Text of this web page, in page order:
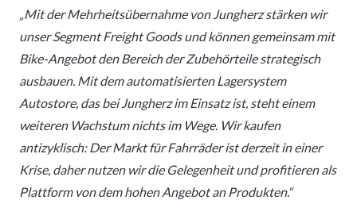
„Mit der Mehrheitsübernahme von Jungherz stärken wir
unser Segment Freight Goods und können gemeinsam mit
Bike-Angebot den Bereich der Zubehörteile strategisch
ausbauen. Mit dem automatisierten Lagersystem
Autostore, das bei Jungherz im Einsatz ist, steht einem
weiteren Wachstum nichts im Wege. Wir kaufen
antizyklisch: Der Markt für Fahrräder ist derzeit in einer
Krise, daher nutzen wir die Gelegenheit und profitieren als
Plattform von dem hohen Angebot an Produkten.“